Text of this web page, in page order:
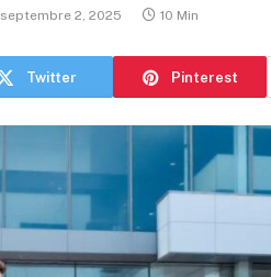
septembre 2, 2025 10 Min
Twitter Pinterest